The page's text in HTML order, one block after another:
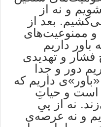
و نه از
بعد از
ممنوعیت‌های
باور داریم
فشار و تهدیدی
دور و جدا
داریم که
است و حیاتِ
نه از پیِ
و نه عرصه‌ی